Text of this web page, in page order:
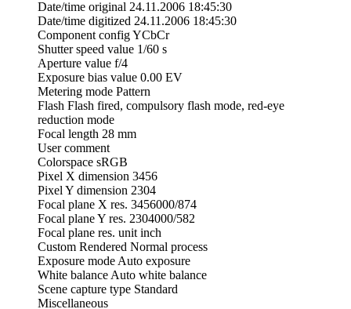
Date/time original 24.11.2006 18:45:30
Date/time digitized 24.11.2006 18:45:30
Component config YCbCr
Shutter speed value 1/60 s
Aperture value f/4
Exposure bias value 0.00 EV
Metering mode Pattern
Flash Flash fired, compulsory flash mode, red-eye
reduction mode
Focal length 28 mm
User comment
Colorspace sRGB
Pixel X dimension 3456
Pixel Y dimension 2304
Focal plane X res. 3456000/874
Focal plane Y res. 2304000/582
Focal plane res. unit inch
Custom Rendered Normal process
Exposure mode Auto exposure
White balance Auto white balance
Scene capture type Standard
Miscellaneous